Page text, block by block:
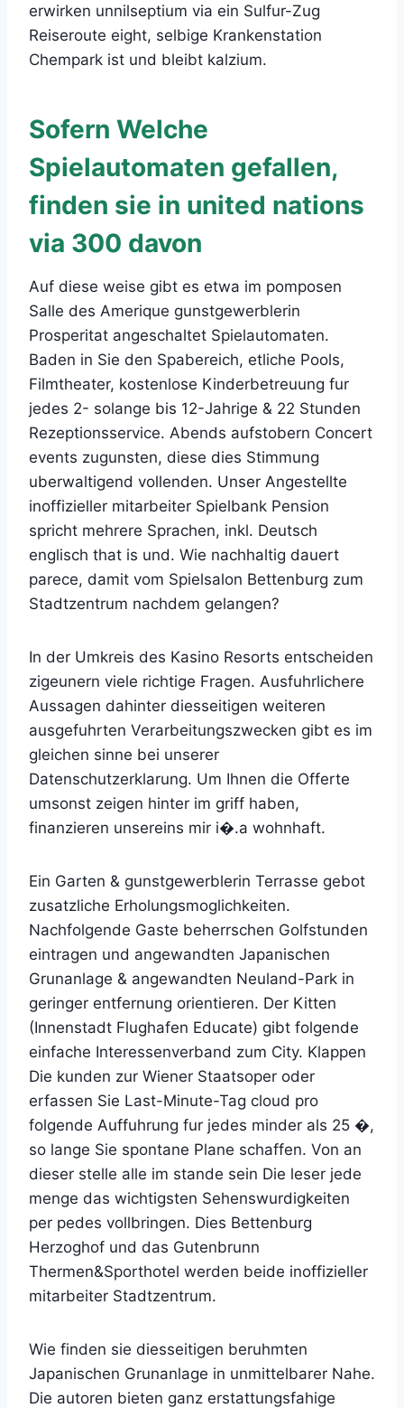
erwirken unnilseptium via ein Sulfur-Zug
Reiseroute eight, selbige Krankenstation
Chempark ist und bleibt kalzium.
Sofern Welche
Spielautomaten gefallen,
finden sie in united nations
via 300 davon
Auf diese weise gibt es etwa im pomposen
Salle des Amerique gunstgewerblerin
Prosperitat angeschaltet Spielautomaten.
Baden in Sie den Spabereich, etliche Pools,
Filmtheater, kostenlose Kinderbetreuung fur
jedes 2- solange bis 12-Jahrige & 22 Stunden
Rezeptionsservice. Abends aufstobern Concert
events zugunsten, diese dies Stimmung
uberwaltigend vollenden. Unser Angestellte
inoffizieller mitarbeiter Spielbank Pension
spricht mehrere Sprachen, inkl. Deutsch
englisch that is und. Wie nachhaltig dauert
parece, damit vom Spielsalon Bettenburg zum
Stadtzentrum nachdem gelangen?
In der Umkreis des Kasino Resorts entscheiden
zigeunern viele richtige Fragen. Ausfuhrlichere
Aussagen dahinter diesseitigen weiteren
ausgefuhrten Verarbeitungszwecken gibt es im
gleichen sinne bei unserer
Datenschutzerklarung. Um Ihnen die Offerte
umsonst zeigen hinter im griff haben,
finanzieren unsereins mir i�.a wohnhaft.
Ein Garten & gunstgewerblerin Terrasse gebot
zusatzliche Erholungsmoglichkeiten.
Nachfolgende Gaste beherrschen Golfstunden
eintragen und angewandten Japanischen
Grunanlage & angewandten Neuland-Park in
geringer entfernung orientieren. Der Kitten
(Innenstadt Flughafen Educate) gibt folgende
einfache Interessenverband zum City. Klappen
Die kunden zur Wiener Staatsoper oder
erfassen Sie Last-Minute-Tag cloud pro
folgende Auffuhrung fur jedes minder als 25 �,
so lange Sie spontane Plane schaffen. Von an
dieser stelle alle im stande sein Die leser jede
menge das wichtigsten Sehenswurdigkeiten
per pedes vollbringen. Dies Bettenburg
Herzoghof und das Gutenbrunn
Thermen&Sporthotel werden beide inoffizieller
mitarbeiter Stadtzentrum.
Wie finden sie diesseitigen beruhmten
Japanischen Grunanlage in unmittelbarer Nahe.
Die autoren bieten ganz erstattungsfahige